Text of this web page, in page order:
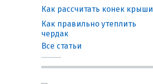
Как рассчитать конек крыши
Как правильно утеплить
чердак
Все статьи